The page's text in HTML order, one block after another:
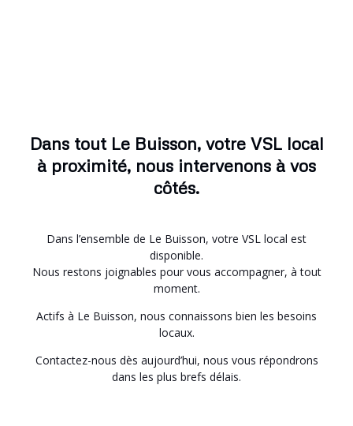
Dans tout Le Buisson, votre VSL local
à proximité, nous intervenons à vos
côtés.
Dans l’ensemble de Le Buisson, votre VSL local est
disponible.
Nous restons joignables pour vous accompagner, à tout
moment.
Actifs à Le Buisson, nous connaissons bien les besoins
locaux.
Contactez-nous dès aujourd’hui, nous vous répondrons
dans les plus brefs délais.